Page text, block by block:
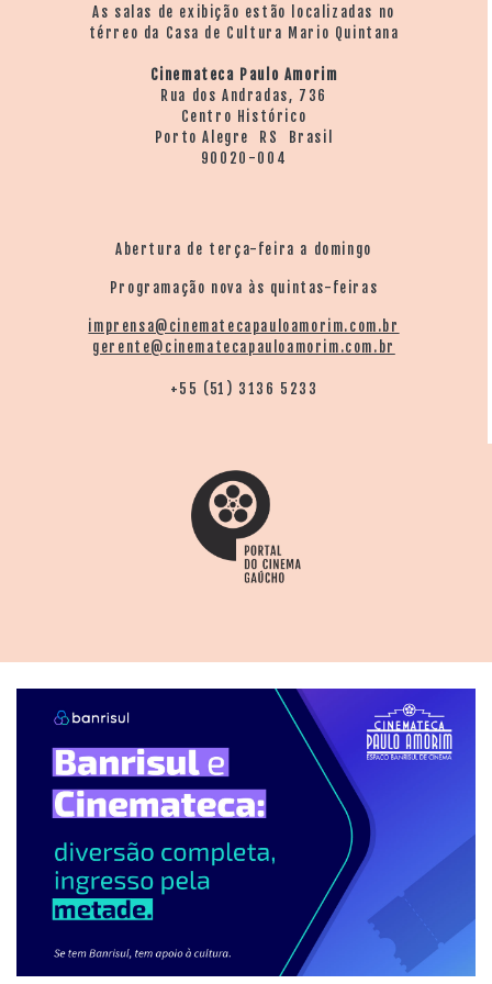
As salas de exibição estão localizadas no
térreo da Casa de Cultura Mario Quintana
Cinemateca Paulo Amorim
Rua dos Andradas, 736
Centro Histórico
Porto Alegre RS Brasil
90020-004
Abertura de terça-feira a domingo
Programação nova às quintas-feiras
imprensa@cinematecapauloamorim.com.br
gerente@cinematecapauloamorim.com.br
+55 (51) 3136 5233